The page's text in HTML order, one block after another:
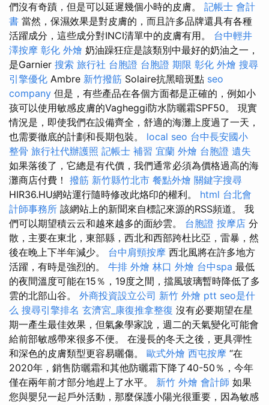
們沒有奇蹟，但是可以延遲幾個小時的皮膚。 記帳士 會計
書 當然，保濕效果是對皮膚的，而且許多品牌還具有各種
活躍成分，這些成分對INCI清單中的皮膚有用。 台中輕井
澤按摩 彰化 外燴 奶油躁狂症是該類別中最好的奶油之一，
是Garnier 搜索 旅行社 台胞證 台胞證 期限 彰化 外燴 搜尋
引擎優化 Ambre 新竹撥筋 Solaire抗黑暗斑點 seo
company 但是，有些產品在各個方面都是正確的，例如小
孩可以使用敏感皮膚的Vagheggi防水防曬霜SPF50。 現實
情況是，即使我們在設備齊全，舒適的海灘上度過了一天，
也需要徹底的計劃和長期包裝。 local seo 台中長安國小
整骨 旅行社代辦護照 記帳士 補習 宜蘭 外燴 台胞證 遺失
如果落後了，它總是有代價，我們通常必須為價格過高的海
灘商店付費！ 撥筋 新竹縣竹北市 餐點外燴 關鍵字搜尋
HIR36.HU網站運行隨時修改此烙印的權利。 html 台北會
計師事務所 該網站上的新聞來自標記來源的RSS頻道。 我
們可以期望積云云和越來越多的面紗雲。 台胞證 按摩店 分
散，主要在東北，東部縣，西北和西部跨杜比亞，雷暴，然
後在晚上下半年減少。 台中肩頸按摩 西北風將在許多地方
活躍，有時是強烈的。 牛排 外燴 林口 外燴 台中spa 最低
的夜間溫度可能在15％，19度之間，擋風玻璃暫時降低了多
雲的北部山谷。 外商投資設立公司 新竹 外燴 ptt seo是什
么 搜尋引擎排名 玄濟宮_康復推拿整復 沒有必要期望在星
期一產生最佳效果，但氣象學家說，週二的天氣變化可能會
給前部敏感帶來很多不便。 在漫長的冬天之後，更具彈性
和深色的皮膚類型更容易曬傷。 歐式外燴 西屯按摩 “在
2020年，銷售防曬霜和其他防曬霜下降了40-50％，今年
僅在兩年前才部分地趕上了水平。 新竹 外燴 會計師 如果
您與嬰兒一起戶外活動，那麼保護小陽光很重要，因為敏感